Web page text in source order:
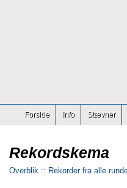
Forside Info Stævner
Rekordskema
Overblik :: Rekorder fra alle